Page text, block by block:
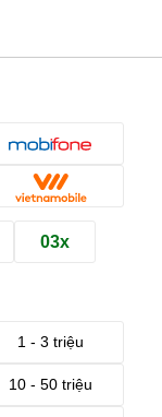
03x
1 - 3 triệu
10 - 50 triệu